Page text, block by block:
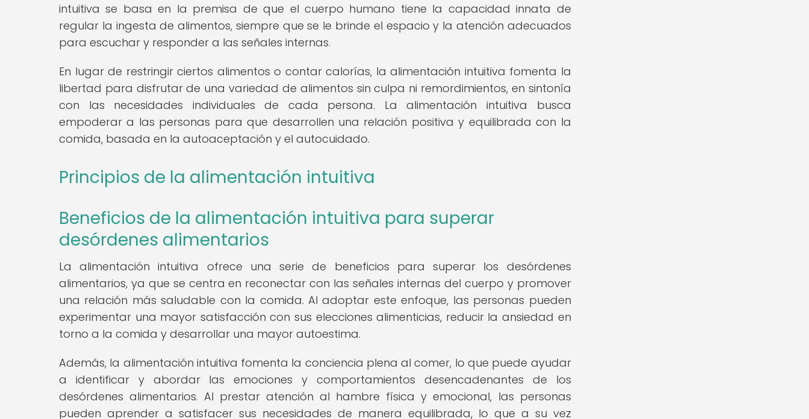
intuitiva se basa en la premisa de que el cuerpo humano tiene la capacidad innata de
regular la ingesta de alimentos, siempre que se le brinde el espacio y la atención adecuados
para escuchar y responder a las señales internas.
En lugar de restringir ciertos alimentos o contar calorías, la alimentación intuitiva fomenta la
libertad para disfrutar de una variedad de alimentos sin culpa ni remordimientos, en sintonía
con las necesidades individuales de cada persona. La alimentación intuitiva busca
empoderar a las personas para que desarrollen una relación positiva y equilibrada con la
comida, basada en la autoaceptación y el autocuidado.
Principios de la alimentación intuitiva
Beneficios de la alimentación intuitiva para superar
desórdenes alimentarios
La alimentación intuitiva ofrece una serie de beneficios para superar los desórdenes
alimentarios, ya que se centra en reconectar con las señales internas del cuerpo y promover
una relación más saludable con la comida. Al adoptar este enfoque, las personas pueden
experimentar una mayor satisfacción con sus elecciones alimenticias, reducir la ansiedad en
torno a la comida y desarrollar una mayor autoestima.
Además, la alimentación intuitiva fomenta la conciencia plena al comer, lo que puede ayudar
a identificar y abordar las emociones y comportamientos desencadenantes de los
desórdenes alimentarios. Al prestar atención al hambre física y emocional, las personas
pueden aprender a satisfacer sus necesidades de manera equilibrada, lo que a su vez